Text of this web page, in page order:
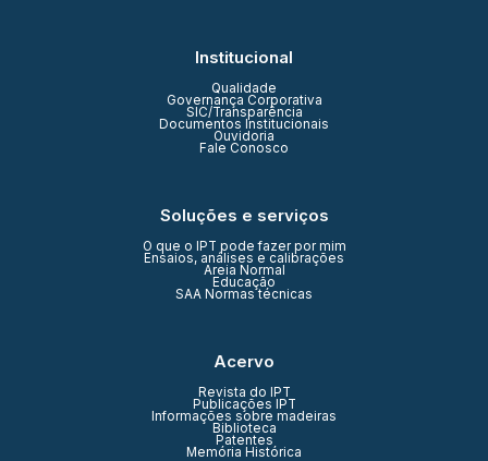
Institucional
Qualidade
Governança Corporativa
SIC/Transparência
Documentos Institucionais
Ouvidoria
Fale Conosco
Soluções e serviços
O que o IPT pode fazer por mim
Ensaios, análises e calibrações
Areia Normal
Educação
SAA Normas técnicas
Acervo
Revista do IPT
Publicações IPT
Informações sobre madeiras
Biblioteca
Patentes
Memória Histórica